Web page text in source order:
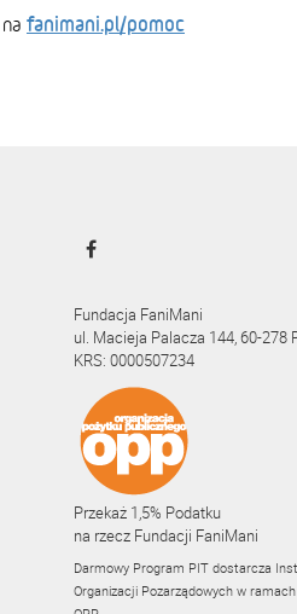
fanimani.pl/pomoc
Fundacja FaniMani
ul. Macieja Palacza 144, 60-278
KRS: 0000507234
Przekaż 1,5% Podatku
na rzecz Fundacji FaniMani
Darmowy Program PIT dostarcza
Organizacji Pozarządowych w